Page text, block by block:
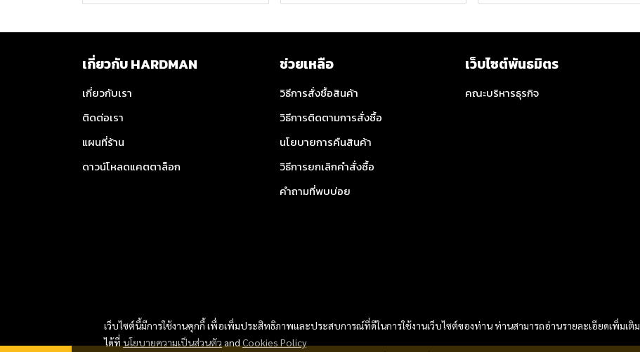
เว็บไซต์นี้มีการใช้งานคุกกี้ เพื่อเพิ่มประสิทธิภาพและประสบการณ์ที่ดีในการใช้งานเว็บไซต์ของท่าน ท่านสามารถอ่านรายละเอียดเพิ่มเติม
ได้ที่ นโยบายความเป็นส่วนตัว and Cookies Policy
เกี่ยวกับ HARDMAN
เกี่ยวกับเรา
ติดต่อเรา
แผนที่ร้าน
ดาวน์โหลดแคตตาล็อก
ช่วยเหลือ
วิธีการสั่งซื้อสินค้า
วิธีการติดตามการสั่งซื้อ
นโยบายการคืนสินค้า
วิธีการยกเลิกคำสั่งซื้อ
คำถามที่พบบ่อย
เว็บไซต์พันธมิตร
คณะบริหารธุรกิจ